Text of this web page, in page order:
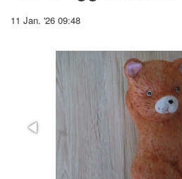
11 Jan. '26 09:48